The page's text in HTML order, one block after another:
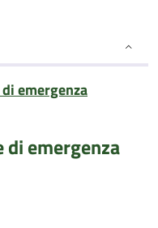
emergenza
emergenza